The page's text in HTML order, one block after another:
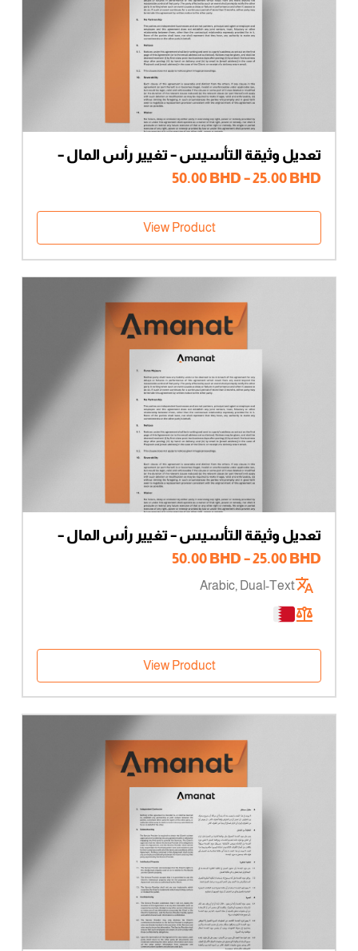
تعديل وثيقة التأسيس – تغيير رأس المال –
شركاء متعددون
25.00BHD
–
50.00BHD
من
خلال
⁦50.00 BHD⁩
View Product
تعديل وثيقة التأسيس – تغيير رأس المال –
مالك وحيد
25.00BHD
–
50.00BHD
⁦50.00 BHD⁩
Arabic, Dual-Text
View Product